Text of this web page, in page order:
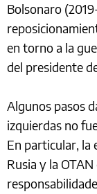
Bolsonaro
en torno a la
del presidente
Algunos pasos
izquierdas no
En particular, la
Rusia y la